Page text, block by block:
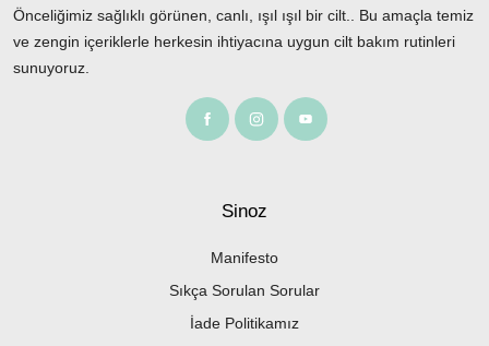
Önceliğimiz sağlıklı görünen, canlı, ışıl ışıl bir cilt.. Bu amaçla temiz
ve zengin içeriklerle herkesin ihtiyacına uygun cilt bakım rutinleri
sunuyoruz.
Sinoz
Manifesto
Sıkça Sorulan Sorular
İade Politikamız